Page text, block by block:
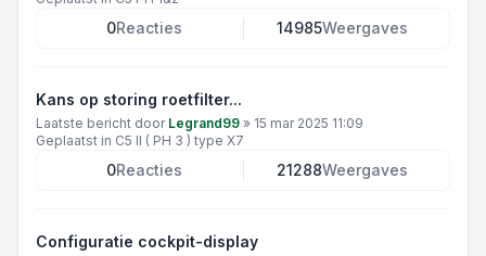
0Reacties 14985Weergaves
Kans op storing roetfilter...
Laatste bericht door Legrand99 » 15 mar 2025 11:09
Geplaatst in C5 II ( PH 3 ) type X7
0Reacties 21288Weergaves
Configuratie cockpit-display